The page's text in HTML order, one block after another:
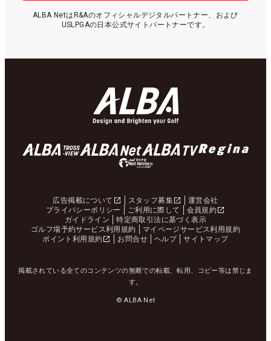
ALBA NetはR&Aのオフィシャルデジタルパートナー、および
USLPGAの日本公式サイトパートナーです。
広告掲載について スタッフ募集
運営会社
プライバシーポリシー
ご利用に際して
会員規約
ガイドライン
特定商取引法に基づく表示
ゴルフ場予約サービス利用規約
マイページサービス利用規約
ポイント利用規約
お問合せ ヘルプ サイトマップ
掲載されている全てのコンテンツの無断での転載、転用、コピー等は禁じま
す。
© ALBA Net